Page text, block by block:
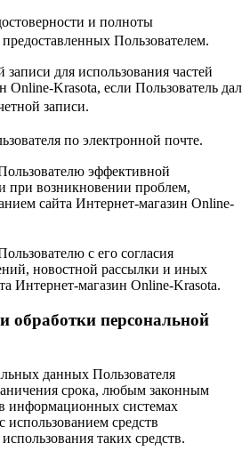
и полноты
Пользователем.
для использования частей
Online-Krasota, если Пользователь дал
записи.
по электронной почте.
эффективной
при возникновении проблем,
сайта Интернет-магазин Online-
с его согласия
новостной рассылки и иных
Интернет-магазин Online-Krasota.
обработки персональной
данных Пользователя
срока, любым законным
информационных системах
средств
таких средств.